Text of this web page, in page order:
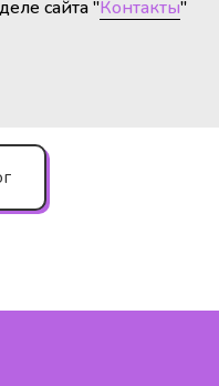
сайта "Контакты"